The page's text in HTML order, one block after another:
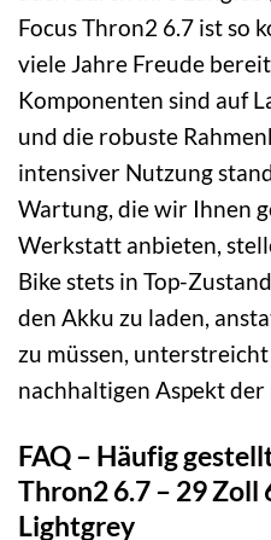
Focus Thron2 6.7 ist so
viele Jahre Freude
Komponenten sind auf
und die robuste
intensiver Nutzung
Wartung, die wir Ihnen
Werkstatt anbieten,
Bike stets in Top-
den Akku zu laden,
zu müssen,
nachhaltigen Aspekt
FAQ – Häufig
Thron2 6.7 – 29 Zoll
Lightgrey